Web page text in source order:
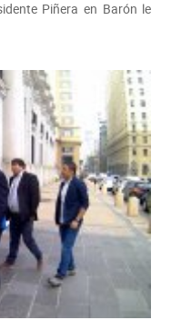
Piñera en Barón le